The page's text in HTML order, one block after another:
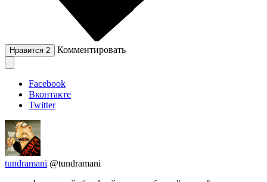
Нравится 2 Комментировать
Facebook
Вконтакте
Twitter
tundramani @tundramani